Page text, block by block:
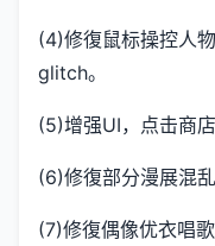
(4)修復鼠标操控人
glitch。
(5)增强UI，点击商
(6)修復部分漫展混
(7)修復偶像优衣唱